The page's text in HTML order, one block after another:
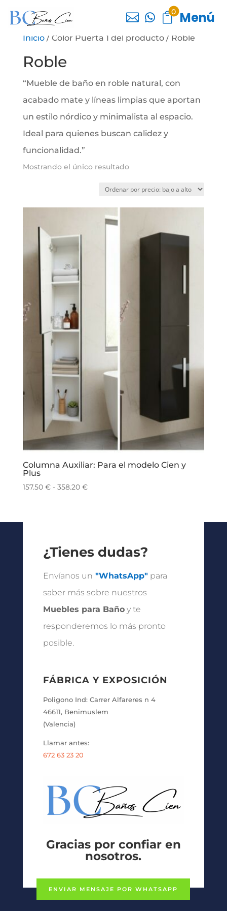
  0 Menú
Inicio/ Color Puerta 1 del producto / Roble
Roble
“Mueble de baño en roble natural, con
acabado mate y líneas limpias que aportan
un estilo nórdico y minimalista al espacio.
Ideal para quienes buscan calidez y
funcionalidad.”
Mostrando el único resultado
Columna Auxiliar: Para el modelo Cien y
Plus
157.50 € - 358.20 €Rango
hasta
358.20 €
¿Tienes dudas?
Envíanos un "WhatsApp"para
saber más sobre nuestros
Muebles para Bañoy te
responderemos lo más pronto
posible.
FÁBRICA Y EXPOSICIÓN
Poligono Ind: Carrer Alfareres n 4
46611, Benimuslem
(Valencia)
Llamar antes:
672 63 23 20
Gracias por confiar en
nosotros.
ENVIAR MENSAJE POR WHATSAPP